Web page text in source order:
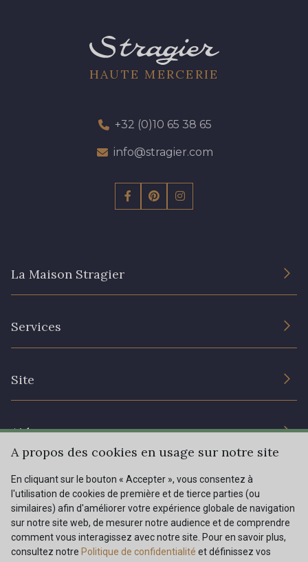
HAUTE MERCERIE
+32 (0)10 65 38 65
info@stragier.com
La Maison Stragier
Services
Site
Prix réduits
Magazine
Aide
Livraison : France, Belgique, International
Retours & réclamations
FAQ - Questions fréquentes
Modes de paiements
Menu
Tous nos tissus
Magazine
FR EN
A propos des cookies en usage sur notre site
En cliquant sur le bouton « Accepter », vous consentez à
l'utilisation de cookies de première et de tierce parties (ou
similaires) afin d'améliorer votre expérience globale de navigation
sur notre site web, de mesurer notre audience et de comprendre
comment vous interagissez avec notre site. Pour en savoir plus,
consultez notre Politique de confidentialité et définissez vos